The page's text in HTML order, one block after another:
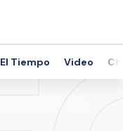
El Tiempo Video